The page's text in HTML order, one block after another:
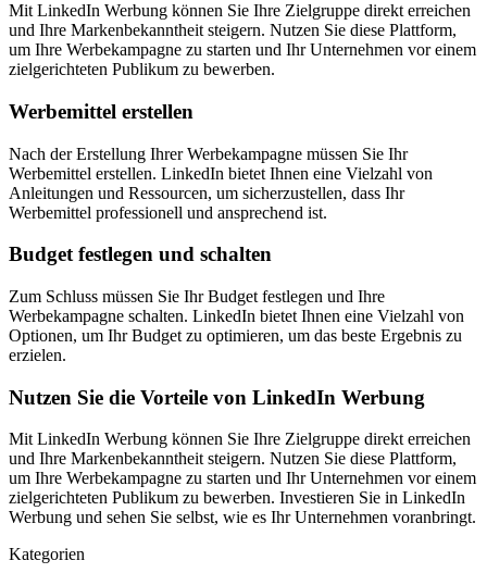
Mit LinkedIn Werbung können Sie Ihre Zielgruppe direkt erreichen
und Ihre Markenbekanntheit steigern. Nutzen Sie diese Plattform,
um Ihre Werbekampagne zu starten und Ihr Unternehmen vor einem
zielgerichteten Publikum zu bewerben.
Werbemittel erstellen
Nach der Erstellung Ihrer Werbekampagne müssen Sie Ihr
Werbemittel erstellen. LinkedIn bietet Ihnen eine Vielzahl von
Anleitungen und Ressourcen, um sicherzustellen, dass Ihr
Werbemittel professionell und ansprechend ist.
Budget festlegen und schalten
Zum Schluss müssen Sie Ihr Budget festlegen und Ihre
Werbekampagne schalten. LinkedIn bietet Ihnen eine Vielzahl von
Optionen, um Ihr Budget zu optimieren, um das beste Ergebnis zu
erzielen.
Nutzen Sie die Vorteile von LinkedIn Werbung
Mit LinkedIn Werbung können Sie Ihre Zielgruppe direkt erreichen
und Ihre Markenbekanntheit steigern. Nutzen Sie diese Plattform,
um Ihre Werbekampagne zu starten und Ihr Unternehmen vor einem
zielgerichteten Publikum zu bewerben. Investieren Sie in LinkedIn
Werbung und sehen Sie selbst, wie es Ihr Unternehmen voranbringt.
Kategorien